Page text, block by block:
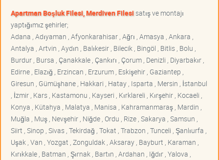
Apartman Boşluk Filesi, Merdiven Filesisatış ve montajı
yaptığımız şehirler;
Adana , Adıyaman , Afyonkarahisar , Ağrı , Amasya , Ankara ,
Antalya , Artvin , Aydın , Balıkesir , Bilecik , Bingöl , Bitlis , Bolu ,
Burdur , Bursa , Çanakkale , Çankırı , Çorum , Denizli , Diyarbakır ,
Edirne , Elazığ , Erzincan , Erzurum , Eskişehir , Gaziantep ,
Giresun , Gümüşhane , Hakkari , Hatay , Isparta , Mersin , İstanbul
, İzmir , Kars , Kastamonu , Kayseri , Kırklareli , Kırşehir , Kocaeli ,
Konya , Kütahya , Malatya , Manisa , Kahramanmaraş , Mardin ,
Muğla , Muş , Nevşehir , Niğde , Ordu , Rize , Sakarya , Samsun ,
Siirt , Sinop , Sivas , Tekirdağ , Tokat , Trabzon , Tunceli , Şanlıurfa ,
Uşak , Van , Yozgat , Zonguldak , Aksaray , Bayburt , Karaman ,
Kırıkkale , Batman , Şırnak , Bartın , Ardahan , Iğdır , Yalova ,